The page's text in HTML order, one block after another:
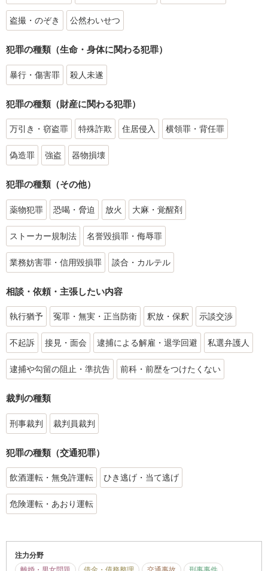
盗撮・のぞき 公然わいせつ
犯罪の種類（生命・身体に関わる犯罪）
暴行・傷害罪 殺人未遂
犯罪の種類（財産に関わる犯罪）
万引き・窃盗罪 特殊詐欺 住居侵入 横領罪・背任罪
偽造罪 強盗 器物損壊
犯罪の種類（その他）
薬物犯罪 恐喝・脅迫 放火 大麻・覚醒剤
ストーカー規制法 名誉毀損罪・侮辱罪
業務妨害罪・信用毀損罪 談合・カルテル
相談・依頼・主張したい内容
執行猶予 冤罪・無実・正当防衛 釈放・保釈 示談交渉
不起訴 接見・面会 逮捕による解雇・退学回避 私選弁護人
逮捕や勾留の阻止・準抗告 前科・前歴をつけたくない
裁判の種類
刑事裁判 裁判員裁判
犯罪の種類（交通犯罪）
飲酒運転・無免許運転 ひき逃げ・当て逃げ
危険運転・あおり運転
注力分野